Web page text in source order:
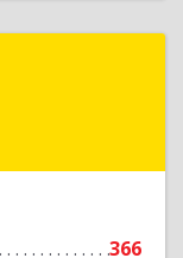
366
А-Софт
г, Фрунзе ул,